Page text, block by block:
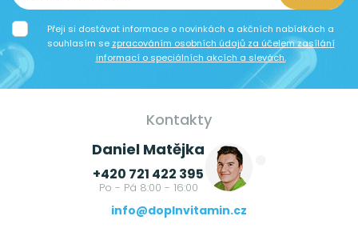
Přeji si dostávat informace o novinkách a akčních nabídkách a
souhlasím se zpracováním osobních údajů za účelem zasílání
informací o speciálních akcích a slevách.
Kontakty
Daniel Matějka
+420 721 422 395
Po - Pá 8:00 - 16:00
info@doplnvitamin.cz